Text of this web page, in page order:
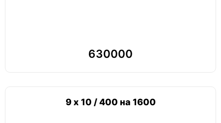
630000
9 х 10 / 400 на 1600